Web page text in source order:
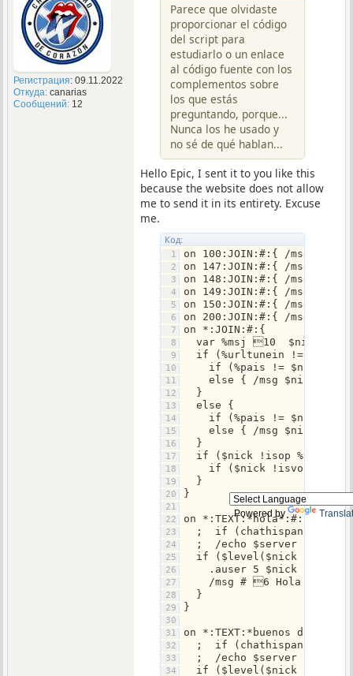
Powered by
Регистрация: 09.11.2022
Откуда:canarias
Сообщений:12
Parece que olvidaste
proporcionar el código
del script para
estudiarlo o un enlace
al código fuente con los
complementos sobre
los que estás
preguntando, porque...
Nunca los he usado y
no sé de qué hablan...
Hello Epic, I sent it to you like this
because the website does not allow
me to send it in its entirety. Excuse
me.
Код:
on 100:JOIN:#:{ /msg #
on 147:JOIN:#:{ /msg # 6
on 148:JOIN:#:{ /msg # 6
on 149:JOIN:#:{ /msg # 6
on 150:JOIN:#:{ /msg # 6
on 200:JOIN:#:{ /msg # 6
on *:JOIN:#:{
var %msj 10  $nick 6
if (%urltunein != $null)
if (%pais != $null) {
else { /msg $nick 
  }
  else {
if (%pais != $null) {
else { /msg $nick 
  }
if ($nick !isop
if ($nick !isvoice
  }
}
on *:TEXT:*hola*:#: {
;  if (chathispano isin
;  /echo $server | /
if ($level($nick $+
.auser 5 $nick $+
/msg # 6 Hola 10
  }
}
on *:TEXT:*buenos
;  if (chathispano isin
;  /echo $server | /
if ($level($nick $+